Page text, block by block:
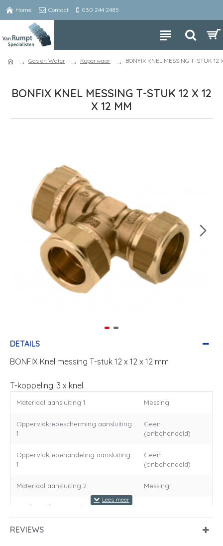
Home Contact 030 244 2485
Gas en Water Koperwaar BONFIX KNEL MESSING T-STUK 12
BONFIX KNEL MESSING T-STUK 12 X 12
X 12 MM
DETAILS
BONFIX Knel messing T-stuk 12 x 12 x 12 mm
T-koppeling. 3 x knel.
Materiaal aansluiting 1 Messing
Oppervlaktebescherming aansluiting
1
Geen
(onbehandeld)
Oppervlaktebehandeling aansluiting
1
Geen
(onbehandeld)
Materiaal aansluiting 2 Messing
Kwaliteitsklasse aansluiting 2
Oppervlaktebescherming aansluiting
REVIEWS